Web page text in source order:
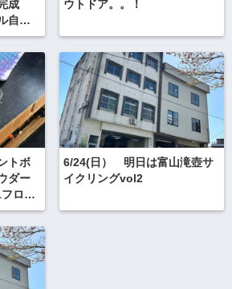
成
自転
ウトドア。。！
トボ
ダー
ロン
6/24(日） 明日は富山滝壺サ
イクリングvol2